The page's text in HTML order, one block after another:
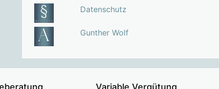
Datenschutz
Gunther Wolf
Variable Vergütung